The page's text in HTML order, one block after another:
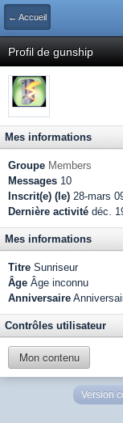
← Accueil
Profil de gunship
Mes informations
Groupe Members
Messages 10
Inscrit(e) (le) 28-mars
Dernière activité déc.
Mes informations
Titre Sunriseur
Âge Âge inconnu
Anniversaire
Contrôles utilisateur
Mon contenu
Version